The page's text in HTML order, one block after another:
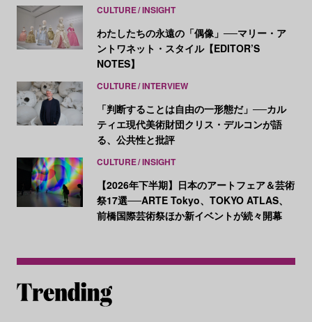
CULTURE INSIGHT
わたしたちの永遠の「偶像」──マリー・ア
ントワネット・スタイル【EDITOR’S
NOTES】
CULTURE INTERVIEW
「判断することは自由の一形態だ」──カル
ティエ現代美術財団クリス・デルコンが語
る、公共性と批評
CULTURE INSIGHT
【2026年下半期】日本のアートフェア＆芸術
祭17選──ARTE Tokyo、TOKYO ATLAS、
前橋国際芸術祭ほか新イベントが続々開幕